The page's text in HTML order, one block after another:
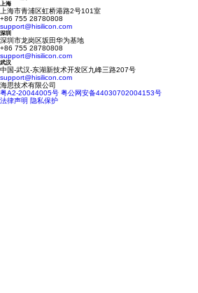
上海
上海市青浦区虹桥港路2号101室
+86 755 28780808
support@hisilicon.com
深圳
深圳市龙岗区坂田华为基地
+86 755 28780808
support@hisilicon.com
武汉
中国-武汉-东湖新技术开发区九峰三路207号
support@hisilicon.com
海思技术有限公司
粤A2-20044005号 粤公网安备44030702004153号
法律声明 隐私保护